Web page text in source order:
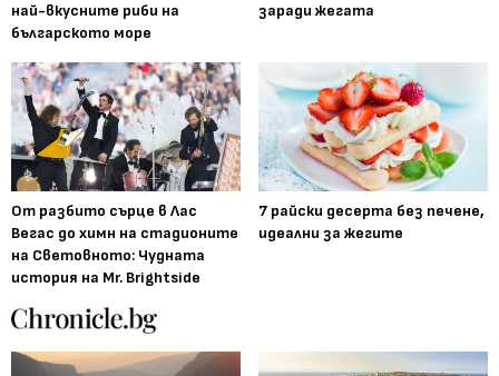
най-вкусните риби на
българското море
заради жегата
От разбито сърце в Лас
Вегас до химн на стадионите
на Световното: Чудната
история на Mr. Brightside
7 райски десерта без печене,
идеални за жегите